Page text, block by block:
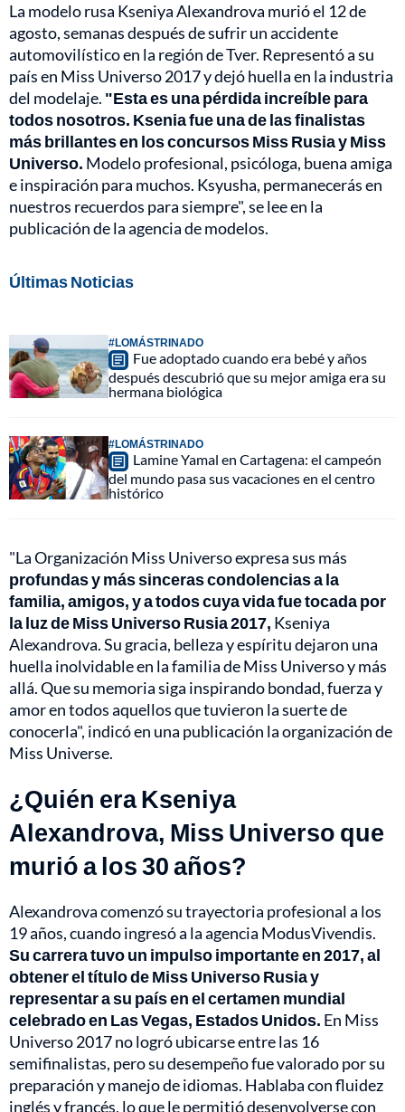
La modelo rusa Kseniya Alexandrova murió el 12 de
agosto, semanas después de sufrir un accidente
automovilístico en la región de Tver. Representó a su
país en Miss Universo 2017 y dejó huella en la industria
del modelaje. "Esta es una pérdida increíble para
todos nosotros. Ksenia fue una de las finalistas
más brillantes en los concursos Miss Rusia y Miss
Universo. Modelo profesional, psicóloga, buena amiga
e inspiración para muchos. Ksyusha, permanecerás en
nuestros recuerdos para siempre", se lee en la
publicación de la agencia de modelos.
Últimas Noticias
#LOMÁSTRINADO
Fue adoptado cuando era bebé y años
después descubrió que su mejor amiga era su
hermana biológica
#LOMÁSTRINADO
Lamine Yamal en Cartagena: el campeón
del mundo pasa sus vacaciones en el centro
histórico
"La Organización Miss Universo expresa sus más
profundas y más sinceras condolencias a la
familia, amigos, y a todos cuya vida fue tocada por
la luz de Miss Universo Rusia 2017, Kseniya
Alexandrova. Su gracia, belleza y espíritu dejaron una
huella inolvidable en la familia de Miss Universo y más
allá. Que su memoria siga inspirando bondad, fuerza y
amor en todos aquellos que tuvieron la suerte de
conocerla", indicó en una publicación la organización de
Miss Universe.
¿Quién era Kseniya
Alexandrova, Miss Universo que
murió a los 30 años?
Alexandrova comenzó su trayectoria profesional a los
19 años, cuando ingresó a la agencia ModusVivendis.
Su carrera tuvo un impulso importante en 2017, al
obtener el título de Miss Universo Rusia y
representar a su país en el certamen mundial
celebrado en Las Vegas, Estados Unidos. En Miss
Universo 2017 no logró ubicarse entre las 16
semifinalistas, pero su desempeño fue valorado por su
preparación y manejo de idiomas. Hablaba con fluidez
inglés y francés, lo que le permitió desenvolverse con